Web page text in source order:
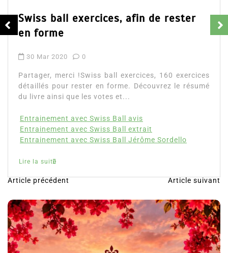
rester
exercices
le résumé
direct...
musculation sans machine
Lire la suite
N
a
v
i
g
Article précédent Article suivant